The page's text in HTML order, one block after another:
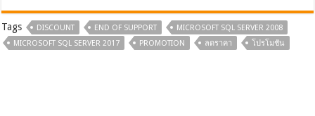
Tags DISCOUNT END OF SUPPORT
MICROSOFT SQL SERVER 2008
MICROSOFT SQL SERVER 2017
PROMOTION ลดราคา โปรโมชัน